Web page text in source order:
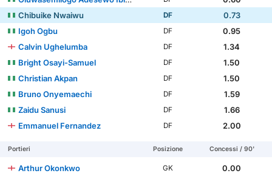
Chibuike Nwaiwu
DF
0.73
Igoh Ogbu
DF
0.95
Calvin Ughelumba
DF
1.34
Bright Osayi-Samuel
DF
1.50
Christian Akpan
DF
1.50
Bruno Onyemaechi
DF
1.59
Zaidu Sanusi
DF
1.66
Emmanuel Fernandez
DF 2.00
Portieri Posizione Concessi / 90'
Arthur Okonkwo GK
0.00